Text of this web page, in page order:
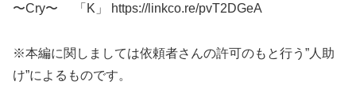
〜Cry〜 「K」 https://linkco.re/pvT2DGeA
※本編に関しましては依頼者さんの許可のもと行う”人助
け”によるものです。